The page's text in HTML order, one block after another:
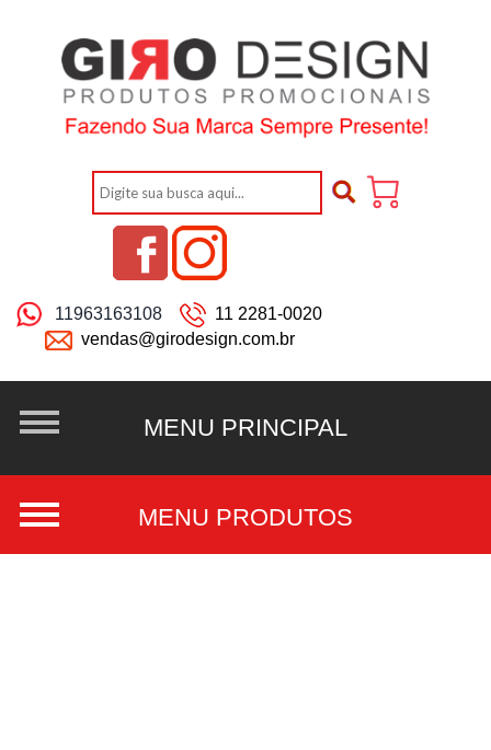
11963163108
11 2281-0020
vendas@girodesign.com.br